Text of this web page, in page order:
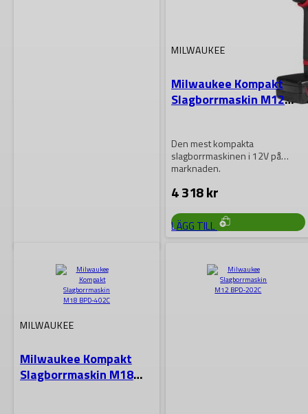
MILWAUKEE
Milwaukee Kompakt
BLPDRC-0
Maximera din
borrningskapacitet med
Milwaukee Kompakt
MILWAUKEE
Milwaukee Kompakt
Slagborrmaskin M12
Den mest kompakta
slagborrmaskinen i 12V på
marknaden.
4 318kr
LÄGG TILL
MILWAUKEE
Milwaukee Kompakt
Slagborrmaskin M18